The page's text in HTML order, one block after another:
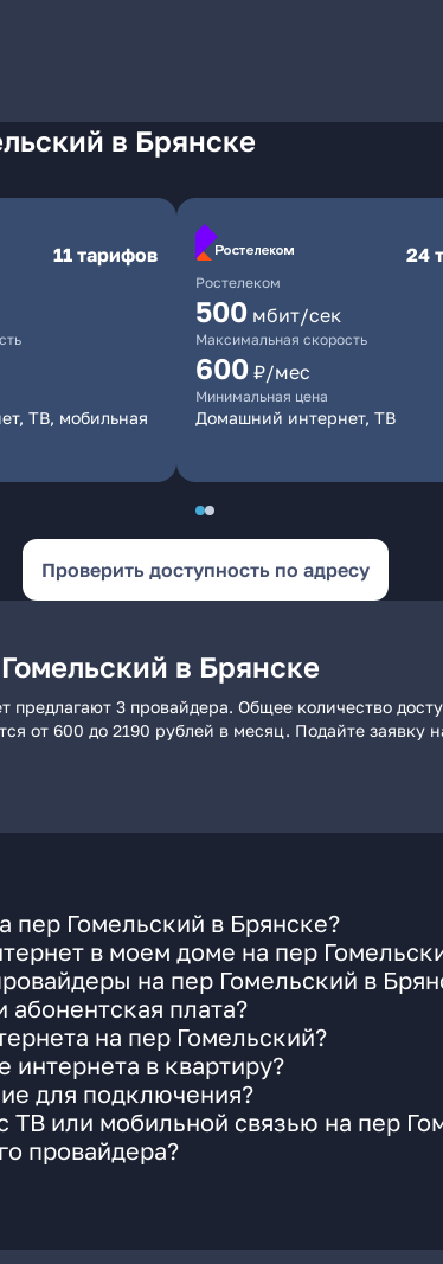
в Брянске
11 тарифов
ТВ, мобильная
Ростелеком
24
500 мбит/сек
Максимальная скорость
600 ₽/мес
Минимальная цена
Домашний интернет, ТВ
Проверить доступность по адресу
в Брянске
предлагают 3 провайдера. Общее количество
от 600 до 2190 рублей в месяц. Подайте
пер Гомельский в Брянске?
в моем доме на пер
на пер Гомельский в
плата?
на пер Гомельский?
в квартиру?
для подключения?
или мобильной связью на пер
провайдера?